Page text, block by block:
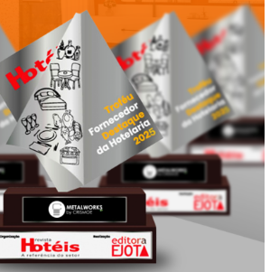
tudo mais que
precisa.